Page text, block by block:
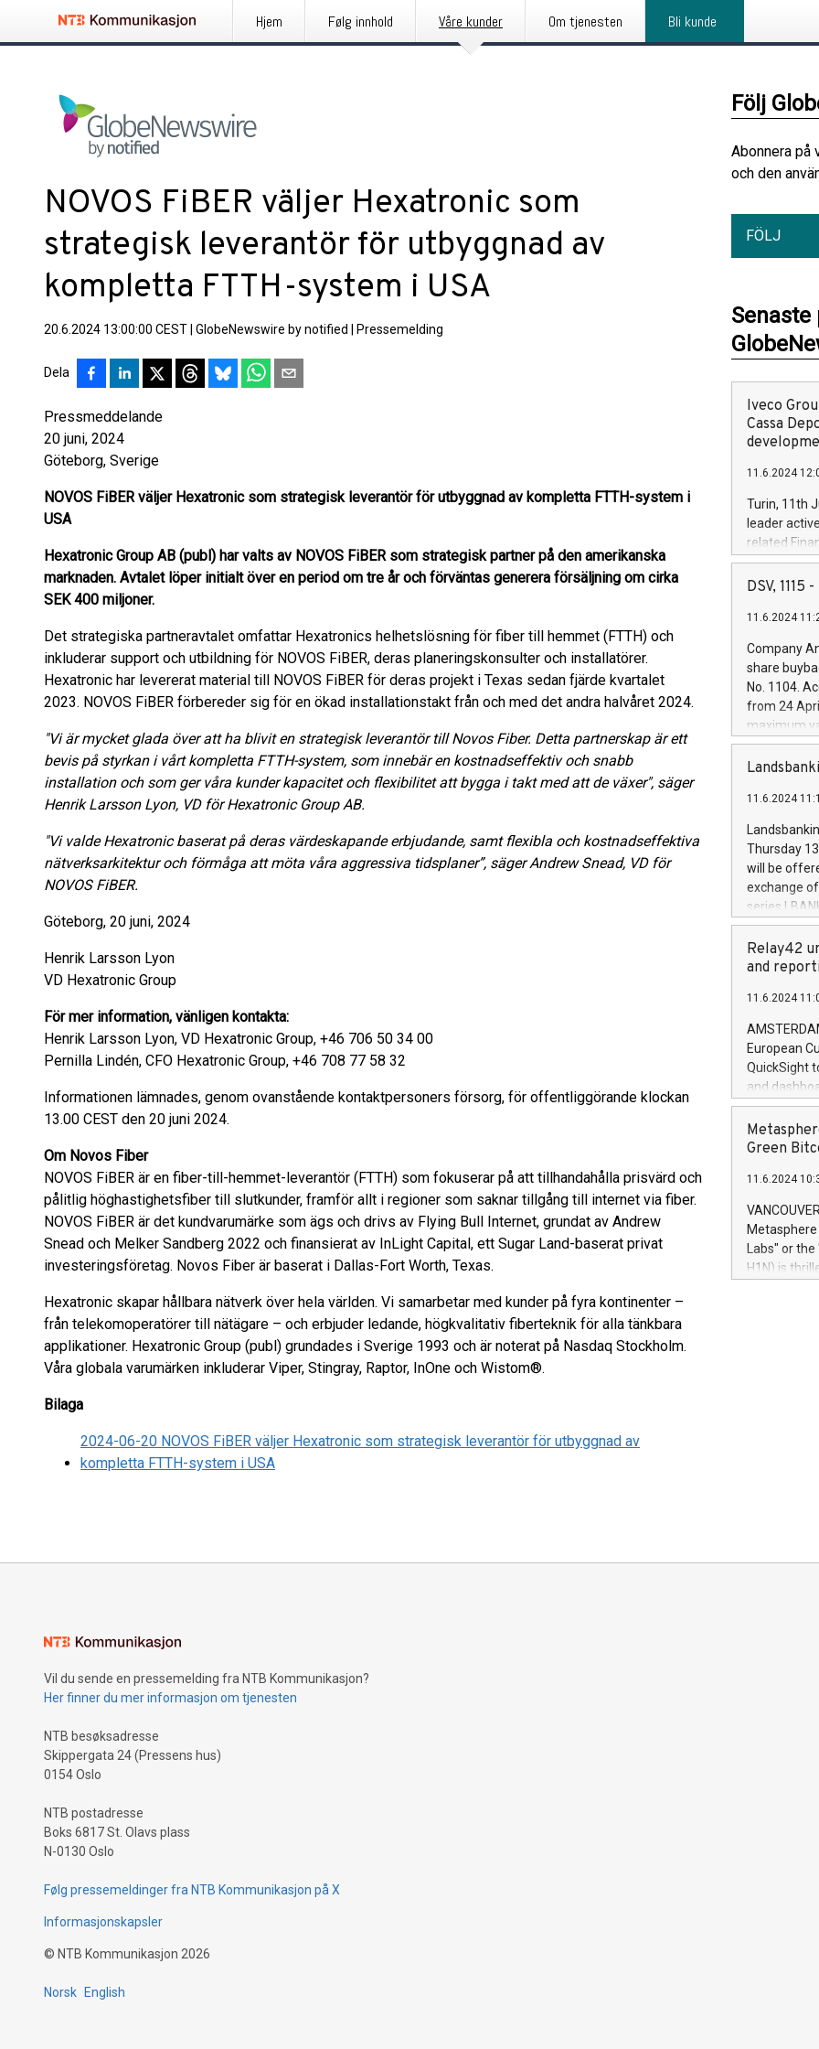
Hjem Følg innhold Våre kunder Om tjenesten Bli kunde
NOVOS FiBER väljer Hexatronic som
strategisk leverantör för utbyggnad av
kompletta FTTH-system i USA
20.6.2024 13:00:00 CEST GlobeNewswire by notified Pressemelding
Dela
Pressmeddelande
20 juni, 2024
Göteborg, Sverige
NOVOS FiBER väljer Hexatronic som strategisk leverantör för utbyggnad av kompletta FTTH-system i
USA
Hexatronic Group AB (publ) har valts av NOVOS FiBER som strategisk partner på den amerikanska
marknaden. Avtalet löper initialt över en period om tre år och förväntas generera försäljning om cirka
SEK 400 miljoner.
Det strategiska partneravtalet omfattar Hexatronics helhetslösning för fiber till hemmet (FTTH) och
inkluderar support och utbildning för NOVOS FiBER, deras planeringskonsulter och installatörer.
Hexatronic har levererat material till NOVOS FiBER för deras projekt i Texas sedan fjärde kvartalet
2023. NOVOS FiBER förbereder sig för en ökad installationstakt från och med det andra halvåret 2024.
"Vi är mycket glada över att ha blivit en strategisk leverantör till Novos Fiber. Detta partnerskap är ett
bevis på styrkan i vårt kompletta FTTH-system, som innebär en kostnadseffektiv och snabb
installation och som ger våra kunder kapacitet och flexibilitet att bygga i takt med att de växer", säger
Henrik Larsson Lyon, VD för Hexatronic Group AB.
"Vi valde Hexatronic baserat på deras värdeskapande erbjudande, samt flexibla och kostnadseffektiva
nätverksarkitektur och förmåga att möta våra aggressiva tidsplaner”, säger Andrew Snead, VD för
NOVOS FiBER.
Göteborg, 20 juni, 2024
Henrik Larsson Lyon
VD Hexatronic Group
För mer information, vänligen kontakta:
Henrik Larsson Lyon, VD Hexatronic Group, +46 706 50 34 00
Pernilla Lindén, CFO Hexatronic Group, +46 708 77 58 32
Informationen lämnades, genom ovanstående kontaktpersoners försorg, för offentliggörande klockan
13.00 CEST den 20 juni 2024.
Om Novos Fiber
NOVOS FiBER är en fiber-till-hemmet-leverantör (FTTH) som fokuserar på att tillhandahålla prisvärd och
pålitlig höghastighetsfiber till slutkunder, framför allt i regioner som saknar tillgång till internet via fiber.
NOVOS FiBER är det kundvarumärke som ägs och drivs av Flying Bull Internet, grundat av Andrew
Snead och Melker Sandberg 2022 och finansierat av InLight Capital, ett Sugar Land-baserat privat
investeringsföretag. Novos Fiber är baserat i Dallas-Fort Worth, Texas.
Hexatronic skapar hållbara nätverk över hela världen. Vi samarbetar med kunder på fyra kontinenter –
från telekomoperatörer till nätägare – och erbjuder ledande, högkvalitativ fiberteknik för alla tänkbara
applikationer. Hexatronic Group (publ) grundades i Sverige 1993 och är noterat på Nasdaq Stockholm.
Våra globala varumärken inkluderar Viper, Stingray, Raptor, InOne och Wistom®.
Bilaga
2024-06-20 NOVOS FiBER väljer Hexatronic som strategisk leverantör för utbyggnad av
kompletta FTTH-system i USA
Följ
Abonnera på
och den
FÖLJ
Iveco
Cassa
11.6.2024
Turin, 11th
leader
related
facility of
creation of
Iveco
increasing
financed
be made by
(EXM: IVG)
brands are
DSV, 1115
11.6.2024
Company
share
No. 1104.
from 24
maximum
shares,
European
the rules on
the
to as the
days 1-
11.6.2024
Thursday
will be
exchange
series
covered
price of the
20 June
Markets will
+354 410
Relay42
and
11.6.2024
European
QuickSight
and
customer
to dive
the
module, in
module
Relay42
their data
customers
Marketers
Green
11.6.2024
Labs" or the
H1N) is
Vil du sende en pressemelding fra NTB Kommunikasjon?
Her finner du mer informasjon om tjenesten
NTB besøksadresse
Skippergata 24 (Pressens hus)
0154 Oslo
NTB postadresse
Boks 6817 St. Olavs plass
N-0130 Oslo
Følg pressemeldinger fra NTB Kommunikasjon på X
Informasjonskapsler
© NTB Kommunikasjon 2026
Norsk English